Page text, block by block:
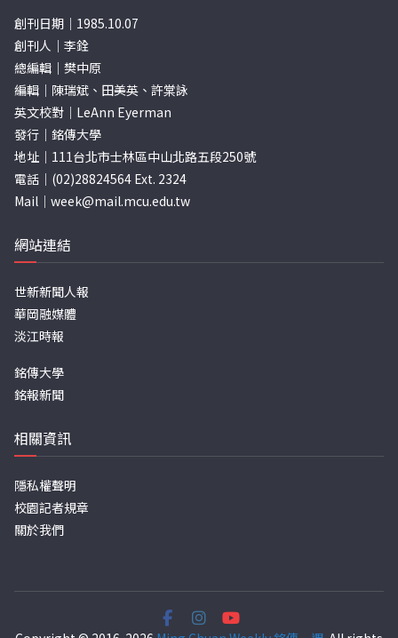
創刊日期｜1985.10.07
創刊人｜李銓
總編輯｜樊中原
編輯｜陳瑞斌、田美英、許棠詠
英文校對｜LeAnn Eyerman
發行｜銘傳大學
地址｜111台北市士林區中山北路五段250號
電話｜(02)28824564 Ext. 2324
Mail｜ week@mail.mcu.edu.tw
網站連結
世新新聞人報
華岡融媒體
淡江時報
銘傳大學
銘報新聞
相關資訊
隱私權聲明
校園記者規章
關於我們